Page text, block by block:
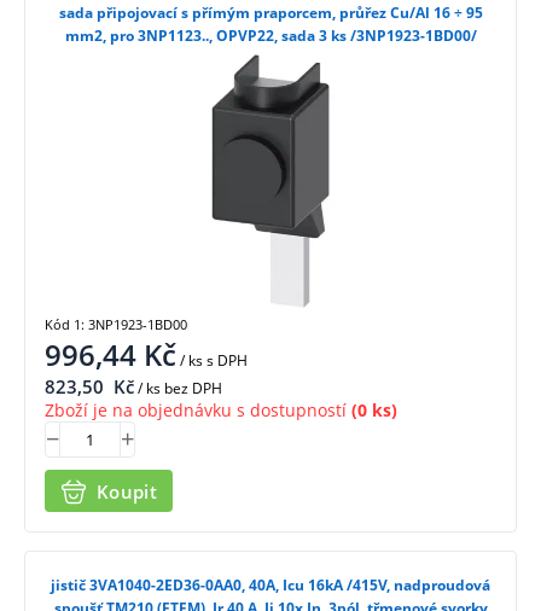
sada připojovací s přímým praporcem, průřez Cu/Al 16 ÷ 95
mm2, pro 3NP1123.., OPVP22, sada 3 ks /3NP1923-1BD00/
996,44 Kč/ kss DPH
823,50 Kč/ ks bez DPH
Zboží je na objednávku s dostupností (0 ks)
Koupit
Kód 1: 3NP1923-1BD00
jistič 3VA1040-2ED36-0AA0, 40A, Icu 16kA /415V, nadproudová